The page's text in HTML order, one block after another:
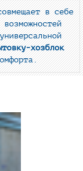
в себе
хозблок